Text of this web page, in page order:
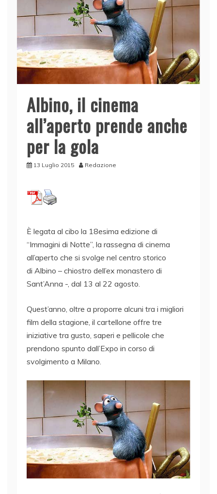
Albino, il cinema
all’aperto prende anche
per la gola
13 Luglio 2015 Redazione
È legata al cibo la 18esima edizione di
“Immagini di Notte”, la rassegna di cinema
all’aperto che si svolge nel centro storico
di Albino – chiostro dell’ex monastero di
Sant’Anna -, dal 13 al 22 agosto.
Quest’anno, oltre a proporre alcuni tra i migliori
film della stagione, il cartellone offre tre
iniziative tra gusto, saperi e pellicole che
prendono spunto dall’Expo in corso di
svolgimento a Milano.